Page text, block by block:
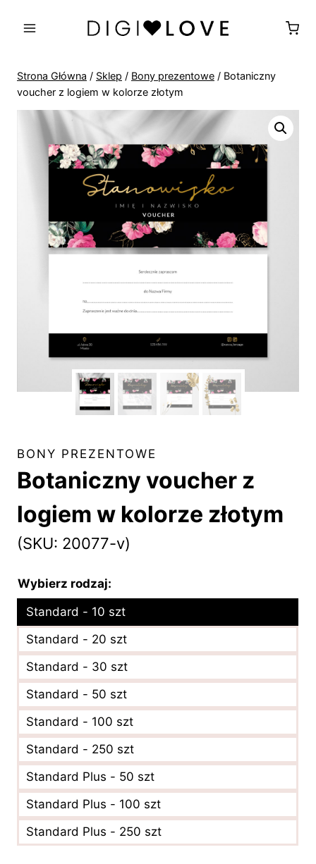
Strona Główna / Sklep / Bony prezentowe / Botaniczny
voucher z logiem w kolorze złotym
BONY PREZENTOWE
Botaniczny voucher z
logiem w kolorze złotym
(SKU: 20077-v)
Wybierz rodzaj:
Standard - 10 szt
Standard - 20 szt
Standard - 30 szt
Standard - 50 szt
Standard - 100 szt
Standard - 250 szt
Standard Plus - 50 szt
Standard Plus - 100 szt
Standard Plus - 250 szt